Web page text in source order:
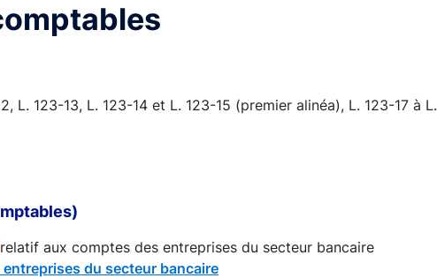
L. 123-13, L. 123-14 et L. 123-15 (premier alinéa), L. 123-17 à L.
relatif aux comptes des entreprises du secteur bancaire
du secteur bancaire